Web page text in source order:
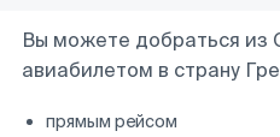
Вы можете добраться из
авиабилетом в страну
прямым рейсом